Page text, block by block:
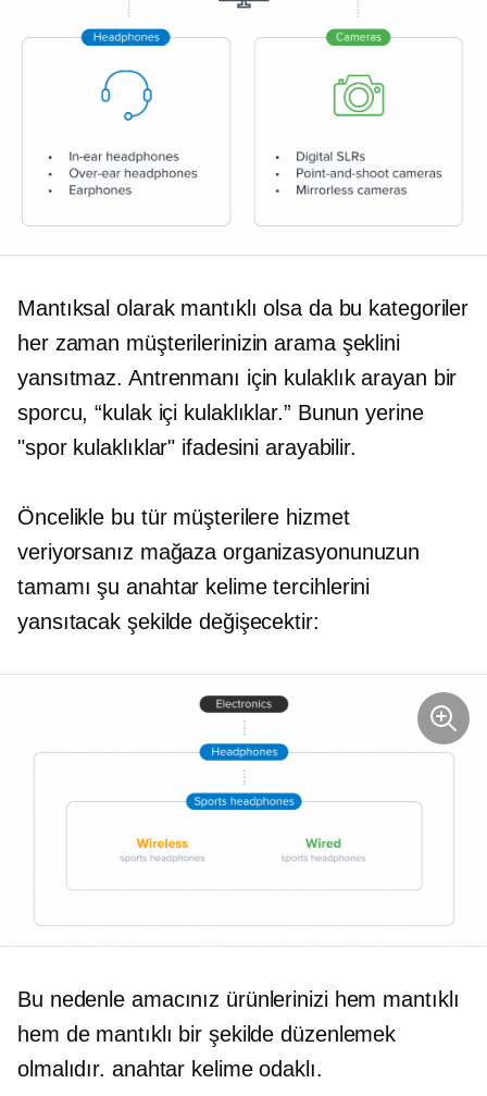
Mantıksal olarak mantıklı olsa da bu kategoriler
her zaman müşterilerinizin arama şeklini
yansıtmaz. Antrenmanı için kulaklık arayan bir
sporcu,“kulak içi kulaklıklar.” Bunun yerine
"spor kulaklıklar" ifadesini arayabilir.
Öncelikle bu tür müşterilere hizmet
veriyorsanız mağaza organizasyonunuzun
tamamı şu anahtar kelime tercihlerini
yansıtacak şekilde değişecektir:
Bu nedenle amacınız ürünlerinizi hem mantıklı
hem de mantıklı bir şekilde düzenlemek
olmalıdır. anahtar kelime odaklı.